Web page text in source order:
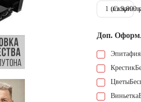
1 шт.9.000
Доп.
Эпитафия
Крестик
Цветы
Виньетка